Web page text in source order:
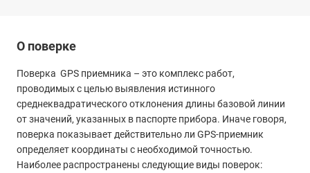
О поверке
Поверка GPS приемника – это комплекс работ,
проводимых с целью выявления истинного
среднеквадратического отклонения длины базовой линии
от значений, указанных в паспорте прибора. Иначе говоря,
поверка показывает действительно ли GPS-приемник
определяет координаты с необходимой точностью.
Наиболее распространены следующие виды поверок: